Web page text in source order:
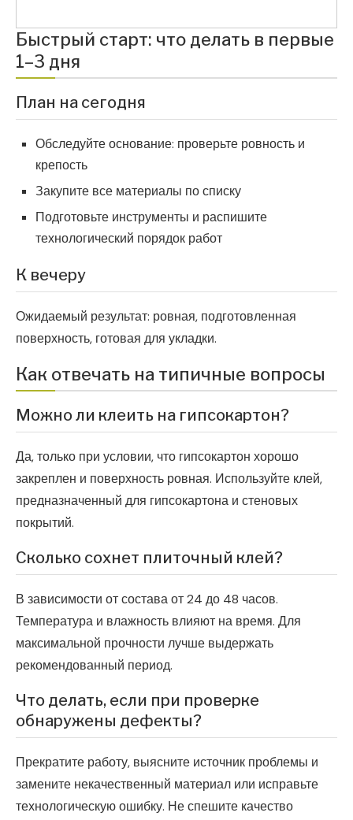
Быстрый старт: что делать в первые
1–3 дня
План на сегодня
Обследуйте основание: проверьте ровность и
крепость
Закупите все материалы по списку
Подготовьте инструменты и распишите
технологический порядок работ
К вечеру
Ожидаемый результат: ровная, подготовленная
поверхность, готовая для укладки.
Как отвечать на типичные вопросы
Можно ли клеить на гипсокартон?
Да, только при условии, что гипсокартон хорошо
закреплен и поверхность ровная. Используйте клей,
предназначенный для гипсокартона и стеновых
покрытий.
Сколько сохнет плиточный клей?
В зависимости от состава от 24 до 48 часов.
Температура и влажность влияют на время. Для
максимальной прочности лучше выдержать
рекомендованный период.
Что делать, если при проверке
обнаружены дефекты?
Прекратите работу, выясните источник проблемы и
замените некачественный материал или исправьте
технологическую ошибку. Не спешите качество